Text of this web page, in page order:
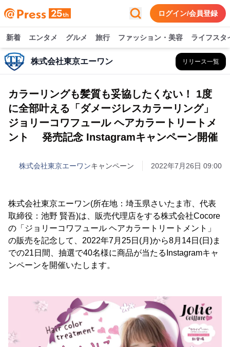
ログイン/会員登録
新着 エンタメ グルメ 旅行 ファッション・美容 ライフスタ
株式会社東京エーワン リリース一覧
カラーリングも髪質も妥協したくない！ 1度
に全部叶える「ダメージレスカラーリング」
ジョリーコワフュール ヘアカラートリートメ
ント 発売記念 Instagramキャンペーン開催
株式会社東京エーワンキャンペーン 2022年7月26日 09:00
株式会社東京エーワン(所在地：埼玉県さいたま市、代表
取締役：池野 賢吾)は、販売代理店をする株式会社Cocore
の「ジョリーコワフュール ヘアカラートリートメント」
の販売を記念して、2022年7月25日(月)から8月14日(日)ま
での21日間、抽選で40名様に商品が当たるInstagramキャ
ンペーンを開催いたします。